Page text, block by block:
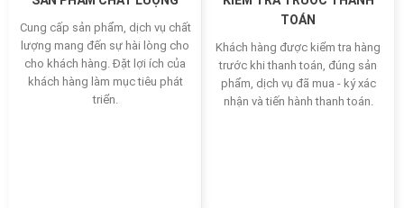
Cung cấp sản phẩm, dịch vụ chất
lượng mang đến sự hài lòng cho
cho khách hàng. Đặt lợi ích của
khách hàng làm mục tiêu phát
triển.
TOÁN
Khách hàng được kiểm tra hàng
trước khi thanh toán, đúng sản
phẩm, dịch vụ đã mua - ký xác
nhận và tiến hành thanh toán.